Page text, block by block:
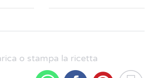
o stampa la ricetta